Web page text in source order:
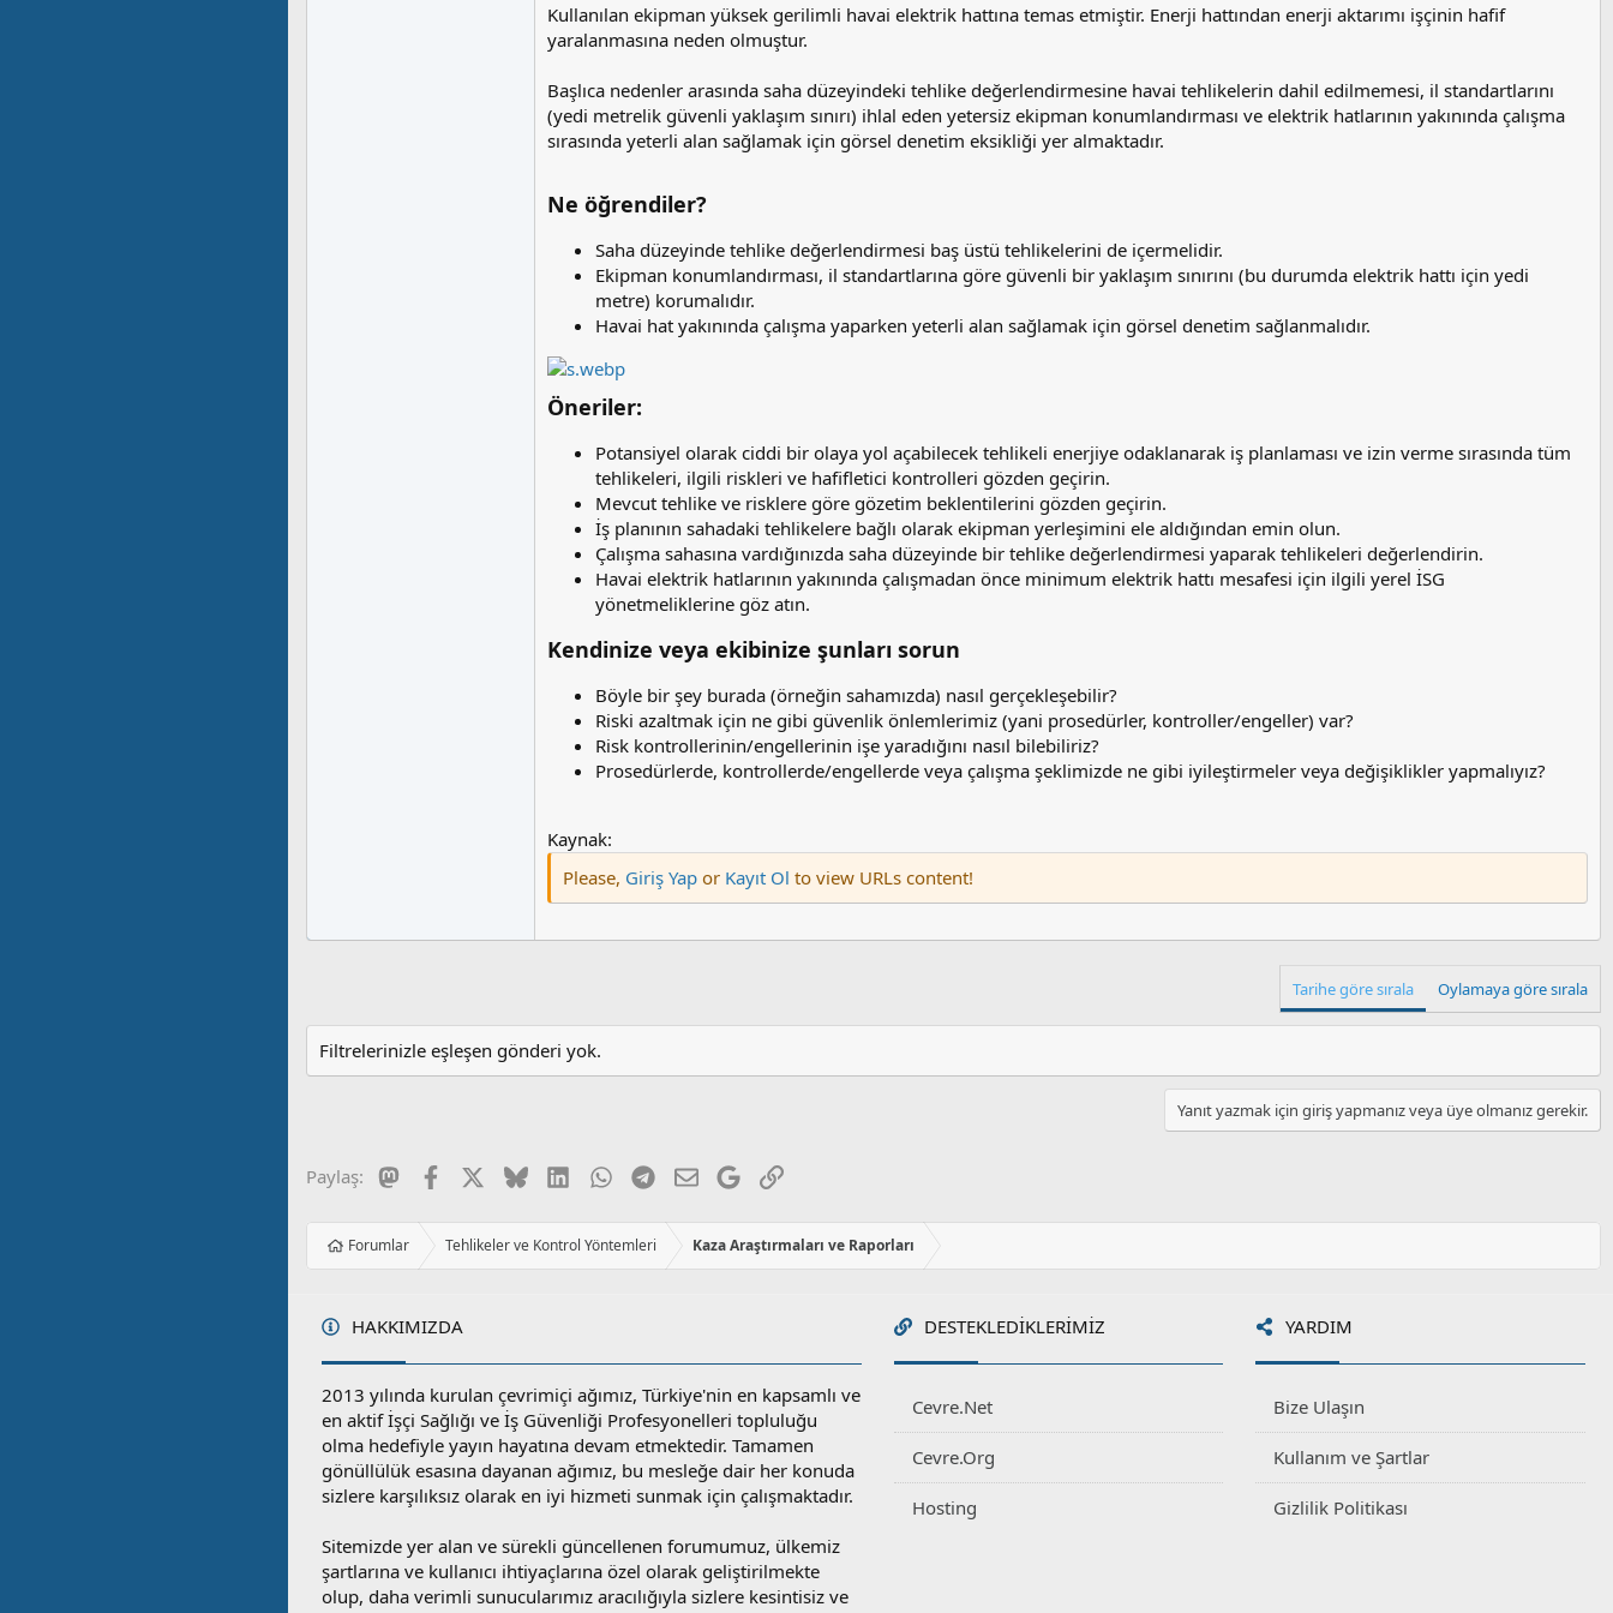
Kullanılan ekipman yüksek gerilimli havai elektrik hattına temas etmiştir. Enerji hattından enerji aktarımı işçinin hafif
yaralanmasına neden olmuştur.
Başlıca nedenler arasında saha düzeyindeki tehlike değerlendirmesine havai tehlikelerin dahil edilmemesi, il standartlarını
(yedi metrelik güvenli yaklaşım sınırı) ihlal eden yetersiz ekipman konumlandırması ve elektrik hatlarının yakınında çalışma
sırasında yeterli alan sağlamak için görsel denetim eksikliği yer almaktadır.
Ne öğrendiler?​
Saha düzeyinde tehlike değerlendirmesi baş üstü tehlikelerini de içermelidir.
Ekipman konumlandırması, il standartlarına göre güvenli bir yaklaşım sınırını (bu durumda elektrik hattı için yedi
metre) korumalıdır.
Havai hat yakınında çalışma yaparken yeterli alan sağlamak için görsel denetim sağlanmalıdır.
Öneriler:​
Potansiyel olarak ciddi bir olaya yol açabilecek tehlikeli enerjiye odaklanarak iş planlaması ve izin verme sırasında tüm
tehlikeleri, ilgili riskleri ve hafifletici kontrolleri gözden geçirin.
Mevcut tehlike ve risklere göre gözetim beklentilerini gözden geçirin.
İş planının sahadaki tehlikelere bağlı olarak ekipman yerleşimini ele aldığından emin olun.
Çalışma sahasına vardığınızda saha düzeyinde bir tehlike değerlendirmesi yaparak tehlikeleri değerlendirin.
Havai elektrik hatlarının yakınında çalışmadan önce minimum elektrik hattı mesafesi için ilgili yerel İSG
yönetmeliklerine göz atın.
Kendinize veya ekibinize şunları sorun​
Böyle bir şey burada (örneğin sahamızda) nasıl gerçekleşebilir?
Riski azaltmak için ne gibi güvenlik önlemlerimiz (yani prosedürler, kontroller/engeller) var?
Risk kontrollerinin/engellerinin işe yaradığını nasıl bilebiliriz?
Prosedürlerde, kontrollerde/engellerde veya çalışma şeklimizde ne gibi iyileştirmeler veya değişiklikler yapmalıyız?
Kaynak:
Please, Giriş Yap or Kayıt Ol to view URLs content!
Tarihe göre sırala Oylamaya göre sırala
Filtrelerinizle eşleşen gönderi yok.
Yanıt yazmak için giriş yapmanız veya üye olmanız gerekir.
Paylaş: MastodonFacebook BlueskyLinkedInWhatsApp
Telegram
E-postaGoogleLink
Forumlar Tehlikeler ve Kontrol Yöntemleri Kaza Araştırmaları ve Raporları
HAKKIMIZDA
2013 yılında kurulan çevrimiçi ağımız, Türkiye'nin en kapsamlı ve
en aktif İşçi Sağlığı ve İş Güvenliği Profesyonelleri topluluğu
olma hedefiyle yayın hayatına devam etmektedir. Tamamen
gönüllülük esasına dayanan ağımız, bu mesleğe dair her konuda
sizlere karşılıksız olarak en iyi hizmeti sunmak için çalışmaktadır.
Sitemizde yer alan ve sürekli güncellenen forumumuz, ülkemiz
şartlarına ve kullanıcı ihtiyaçlarına özel olarak geliştirilmekte
olup, daha verimli sunucularımız aracılığıyla sizlere kesintisiz ve
DESTEKLEDIKLERIMIZ
Cevre.Net
Cevre.Org
Hosting
YARDIM
Bize Ulaşın
Kullanım ve Şartlar
Gizlilik Politikası